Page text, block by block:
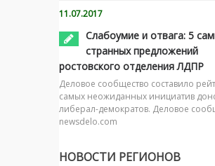
11.07.2017
Слабоумие и отвага: 5
странных предложений
ростовского отделения ЛДПР
Деловое сообщество составило
самых неожиданных инициатив
либерал-демократов. Деловое
newsdelo.com
НОВОСТИ РЕГИОНОВ